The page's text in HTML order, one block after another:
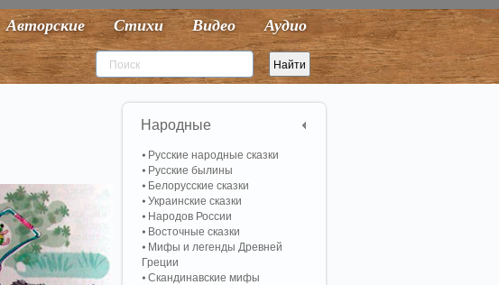
Авторские Стихи Видео Аудио
Народные
Русские народные сказки
Русские былины
Белорусские сказки
Украинские сказки
Народов России
Восточные сказки
Мифы и легенды Древней
Греции
Скандинавские мифы